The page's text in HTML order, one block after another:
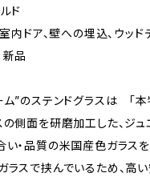
ド
内ドア、壁への埋込、ウッ
新品
”のステンドグラスは 「
の側面を研磨加工した、ジ
い・品質の米国産色ガラス
ラスで挟んでいるため、高